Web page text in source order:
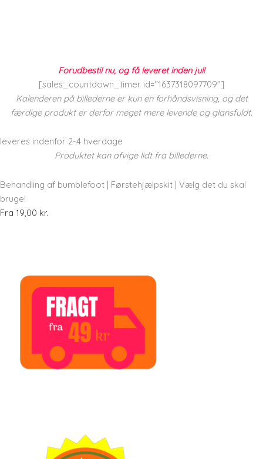
Forudbestil nu, og få leveret inden jul!
[sales_countdown_timer id=”1637318097709″]
Kalenderen på billederne er kun en forhåndsvisning, og det
færdige produkt er derfor meget mere levende og glansfuldt.
leveres indenfor 2-4 hverdage
Produktet kan afvige lidt fra billederne.
Behandling af bumblefoot | Førstehjælpskit | Vælg det du skal
bruge!
Fra 19,00 kr.